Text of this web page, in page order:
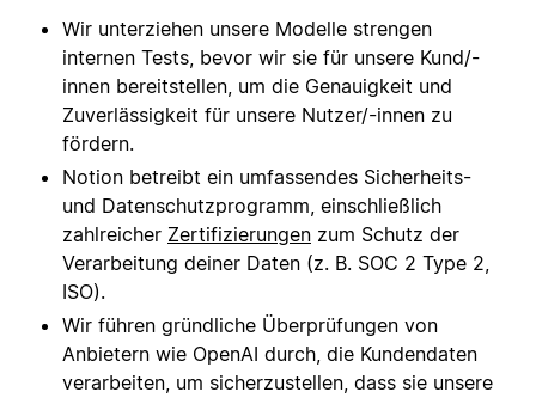
Wir unterziehen unsere Modelle strengen
internen Tests, bevor wir sie für unsere Kund/-
innen bereitstellen, um die Genauigkeit und
Zuverlässigkeit für unsere Nutzer/-innen zu
fördern.
Notion betreibt ein umfassendes Sicherheits-
und Datenschutzprogramm, einschließlich
zahlreicher Zertifizierungen zum Schutz der
Verarbeitung deiner Daten (z. B. SOC 2 Type 2,
ISO).
Wir führen gründliche Überprüfungen von
Anbietern wie OpenAI durch, die Kundendaten
verarbeiten, um sicherzustellen, dass sie unsere